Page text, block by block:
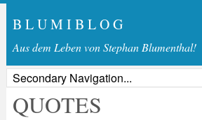
B L U M I B L O G
Aus dem Leben von Stephan Blumenthal!
QUOTES